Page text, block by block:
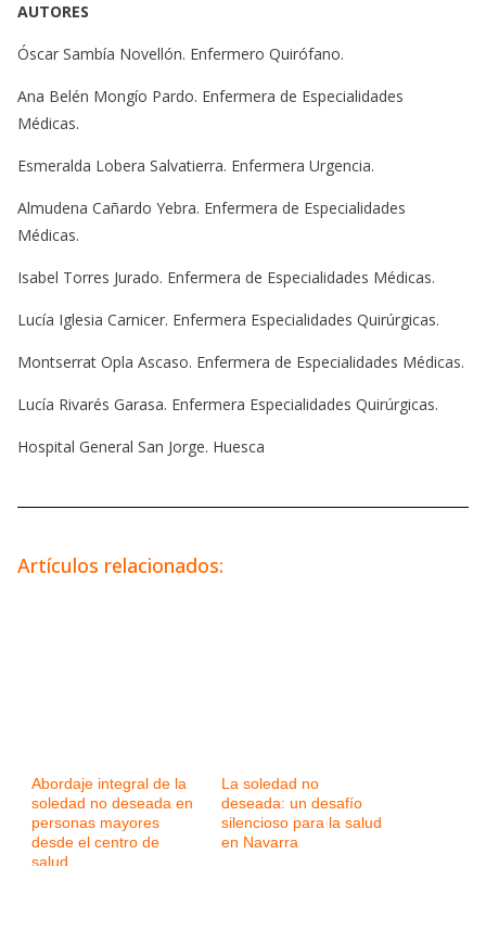
AUTORES
Óscar Sambía Novellón. Enfermero Quirófano.
Ana Belén Mongío Pardo. Enfermera de Especialidades
Médicas.
Esmeralda Lobera Salvatierra. Enfermera Urgencia.
Almudena Cañardo Yebra. Enfermera de Especialidades
Médicas.
Isabel Torres Jurado. Enfermera de Especialidades Médicas.
Lucía Iglesia Carnicer. Enfermera Especialidades Quirúrgicas.
Montserrat Opla Ascaso. Enfermera de Especialidades Médicas.
Lucía Rivarés Garasa. Enfermera Especialidades Quirúrgicas.
Hospital General San Jorge. Huesca
Artículos relacionados:
Abordaje integral de la
soledad no deseada en
personas mayores
desde el centro de
salud
La soledad no
deseada: un desafío
silencioso para la salud
en Navarra